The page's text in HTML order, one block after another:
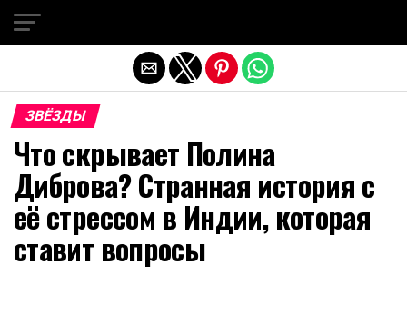
ЗВЁЗДЫ
Что скрывает Полина
Диброва? Странная история с
её стрессом в Индии, которая
ставит вопросы